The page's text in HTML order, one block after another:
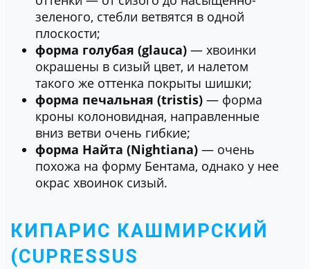
зеленого, стебли ветвятся в одной
плоскости;
форма голубая (glauca) ― хвоинки
окрашены в сизый цвет, и налетом
такого же оттенка покрыты шишки;
форма печальная (tristis) ― форма
кроны колоновидная, направленные
вниз ветви очень гибкие;
форма Найта (Nightiana) ― очень
похожа на форму Бентама, однако у нее
окрас хвоинок сизый.
КИПАРИС КАШМИРСКИЙ
(CUPRESSUS